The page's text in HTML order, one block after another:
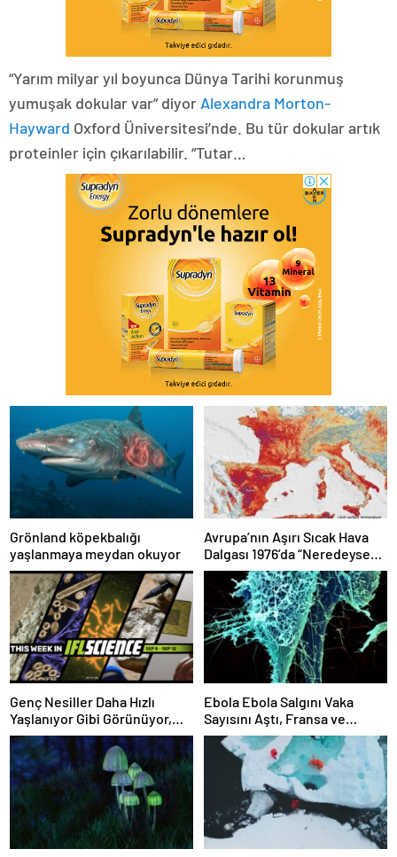
“Yarım milyar yıl boyunca Dünya Tarihi korunmuş
yumuşak dokular var” diyor Alexandra Morton-
Hayward Oxford Üniversitesi’nde. Bu tür dokular artık
proteinler için çıkarılabilir. “Tutar…
Grönland köpekbalığı
yaşlanmaya meydan okuyor
Avrupa’nın Aşırı Sıcak Hava
Dalgası 1976’da “Neredeyse
İmkansız” Olacaktı
Genç Nesiller Daha Hızlı
Yaşlanıyor Gibi Görünüyor,
SETI Neden Henüz Uzaylı
Sinyali Tespit Etmediğimizi
ve Çok Daha Fazlasını Bu
Hafta Çözmüş Olabilir
Ebola Ebola Salgını Vaka
Sayısını Aştı, Fransa ve
Uganda’da Tespit Edildi